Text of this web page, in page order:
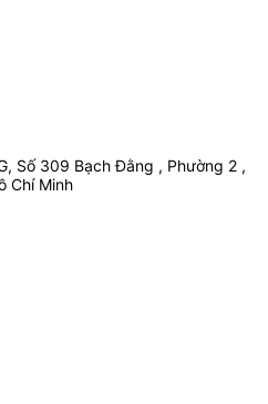
Số 309 Bạch Đằng , Phường 2 ,
Chí Minh